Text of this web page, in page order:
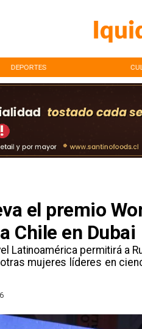
DEPORTES
el premio
Chile en Dubai
Latinoamérica permitirá a
mujeres líderes en